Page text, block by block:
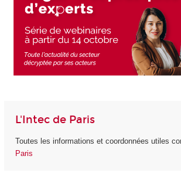
L'Intec de Paris
Toutes les informations et coordonnées utiles
Paris